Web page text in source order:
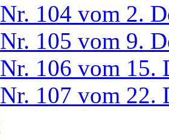
Nr. 104 vom 2.
Nr. 105 vom 9.
Nr. 106 vom 15.
Nr. 107 vom 22.